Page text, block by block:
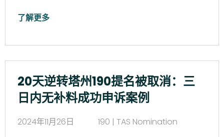
了解更多
20天逆转塔州190提名被取消：三
日内无补料成功申诉案例
2024年11月26日
190 | TAS Nomination